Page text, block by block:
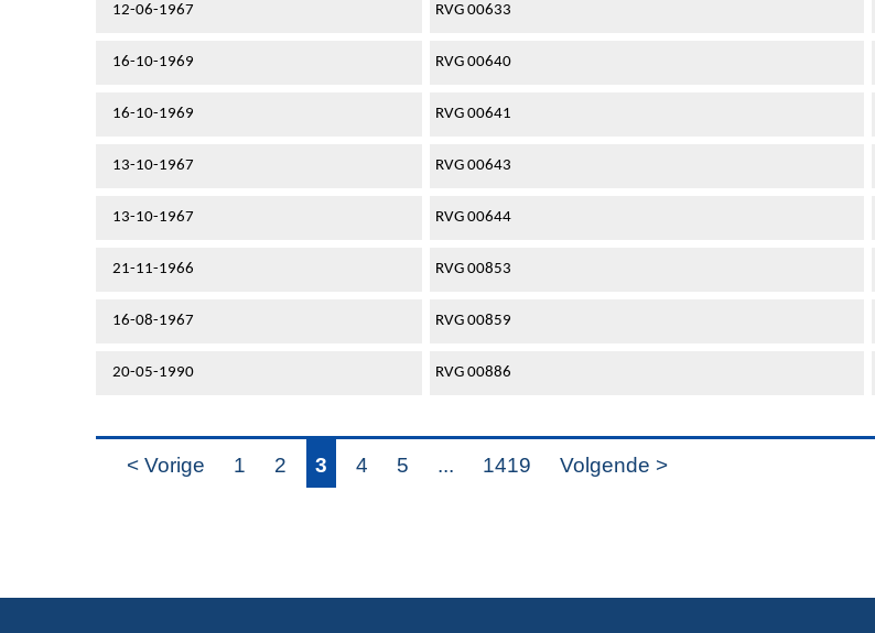
12-06-1967 RVG 00633
16-10-1969 RVG 00640
16-10-1969 RVG 00641
13-10-1967 RVG 00643
13-10-1967 RVG 00644
21-11-1966 RVG 00853
16-08-1967 RVG 00859
20-05-1990 RVG 00886
< Vorige 1 2 3 4 5 ... 1419 Volgende >